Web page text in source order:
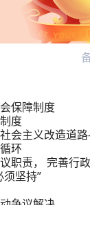
保障制度
度
会主义改造道
环
职责， 完善行
须坚持”
争议解决